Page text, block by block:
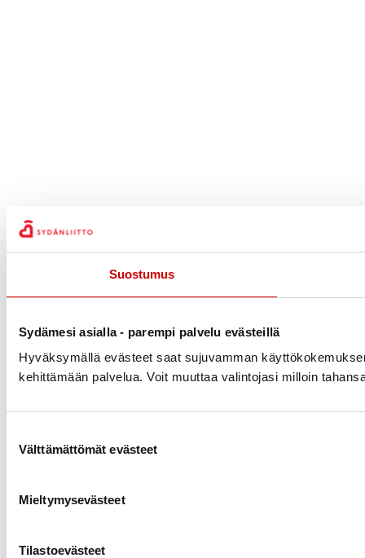
Suostumus
Sydämesi asialla - parempi palvelu evästeillä
Hyväksymällä evästeet saat sujuvamman
kehittämään palvelua. Voit muuttaa valintojasi milloin
Välttämättömät evästeet
Mieltymysevästeet
Tilastoevästeet